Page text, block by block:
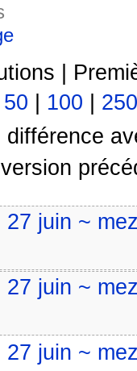
|
50 100
250
27 juin ~
27 juin ~
27 juin ~